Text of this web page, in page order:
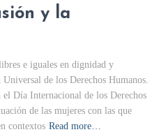
y la
e iguales en dignidad y
de los Derechos Humanos.
Día Internacional de los Derechos
de las mujeres con las que
contextos Read more…